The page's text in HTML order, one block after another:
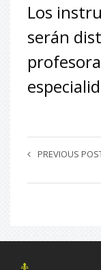
Los
serán
PREVIOUS